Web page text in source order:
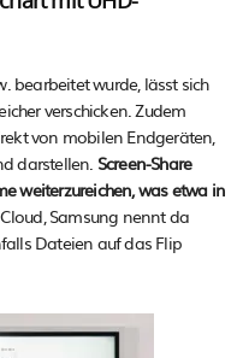
bearbeitet wurde, lässt sich
verschicken. Zudem
von mobilen Endgeräten,
darstellen. Screen-Share
weiterzureichen, was etwa in
Samsung nennt da
Dateien auf das Flip